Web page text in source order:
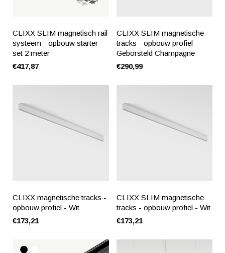
CLIXX SLIM magnetisch rail
systeem - opbouw starter
set 2 meter
€417,87
CLIXX SLIM magnetische
tracks - opbouw profiel -
Geborsteld Champagne
€290,99
CLIXX magnetische tracks -
opbouw profiel - Wit
€173,21
CLIXX SLIM magnetische
tracks - opbouw profiel - Wit
€173,21